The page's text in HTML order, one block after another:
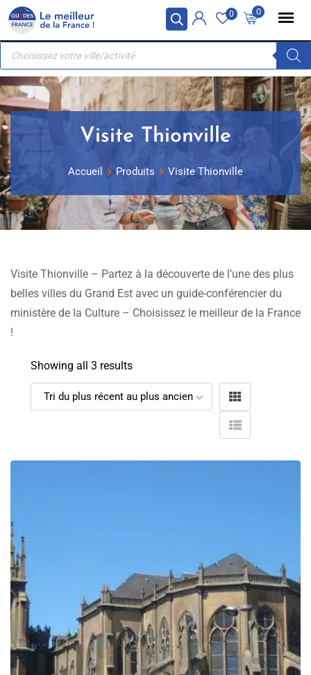
Panneau de gestion des cookies
Skip
content
0
0
Recherche
produits
Visite Thionville
Accueil Produits Visite Thionville
Visite Thionville – Partez à la découverte de l’une des plus
belles villes du Grand Est avec un guide-conférencier du
ministère de la Culture – Choisissez le meilleur de la France
!
Showing all 3 results